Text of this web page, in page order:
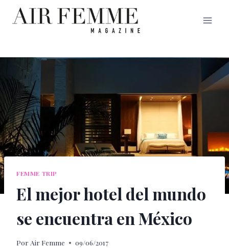
Saltar
FEMME TRIP
El mejor hotel del mundo
se encuentra en México
Por Air Femme 09/06/2017